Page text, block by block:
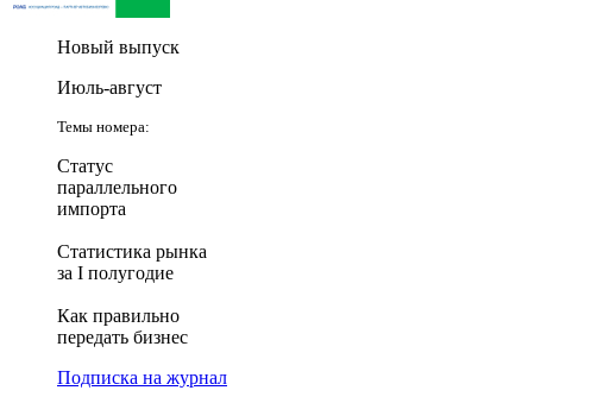
Новый выпуск
Июль-август
Темы номера:
Статус
параллельного
импорта
Статистика рынка
за I полугодие
Как правильно
передать бизнес
Подписка на журнал